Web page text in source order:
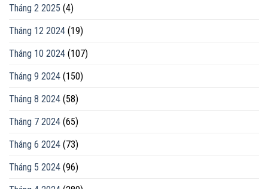
Tháng 2 2025 (4)
Tháng 12 2024 (19)
Tháng 10 2024 (107)
Tháng 9 2024 (150)
Tháng 8 2024 (58)
Tháng 7 2024 (65)
Tháng 6 2024 (73)
Tháng 5 2024 (96)